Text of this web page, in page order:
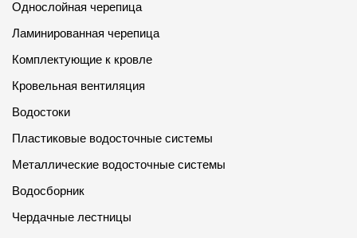
Однослойная черепица
Ламинированная черепица
Комплектующие к кровле
Кровельная вентиляция
Водостоки
Пластиковые водосточные системы
Металлические водосточные системы
Водосборник
Чердачные лестницы